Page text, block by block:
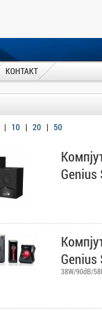
КОНТАКТ
| 10 | 20 | 50
Genius
Genius
38W/90dB/